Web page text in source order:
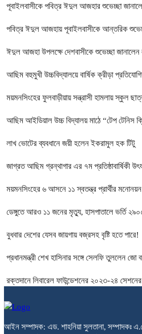
পূবাইলবাসীকে পবিত্র ঈদুল আজহার শুভেচ্ছা
পবিত্র ঈদুল আজহায় পূবাইলবাসীকে আন্তরিক
ঈদুল আজহা উপলক্ষে দেশবাসীকে শুভেচ্ছা
আছিম বহুমুখী উচ্চবিদ্যালয়ে বার্ষিক ক্রীড়া
ময়মনসিংহের ফুলবাড়ীয়ায় সন্ত্রাসী হামলায় স্কুল
আছিম আইডিয়াল উচ্চ বিদ্যালয় মাঠে “টেপ টেনিস
লাখ ভোটের ব্যবধানে জয়ী হলেন ইকরামুল হক টিটু
জাগ্রত আছিম গ্রন্থাগার এর ৭ম প্রতিষ্ঠাবার্ষিকী
ময়মনসিংহের ৬ আসনে ১১ স্বতন্ত্র প্রার্থীর মনোনয়ন
ডেঙ্গুতে আরও ১১ জনের মৃত্যু, হাসপাতালে ভর্তি
বুধবার দেশের যেসব জায়গায় বজ্রসহ বৃষ্টি হতে পারে!
প্রধানমন্ত্রী শেখ হাসিনার সঙ্গে সেলফি তুললেন জো
রক্তদানে লিবারেল ফাউন্ডেশনের ২০২৩-২৪
আইন সম্পাদক: এড. শাহনিয়া সুলতানা, সম্পাদকঃ